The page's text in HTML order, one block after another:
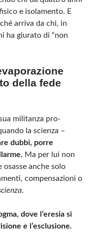
e isolamento. E
arriva da chi, in
ha giurato di “non
della fede
militanza pro-
la scienza –
dubbi, porre
Ma per lui non
osasse anche solo
compensazioni o
.
dove l’eresia si
e l’esclusione.